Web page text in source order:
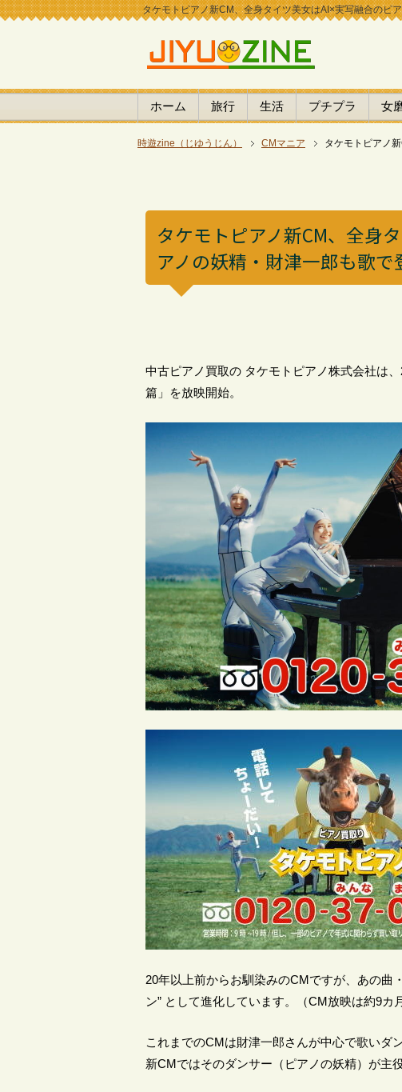
タケモトピアノ新CM、全身タイツ美女はAI×実写融合のピ
ホーム 旅行 生活 プチプラ 女
時遊zine（じゆうじん） CMマニア タケモトピアノ
タケモトピアノ新CM、全身
アノの妖精・財津一郎も歌で
中古ピアノ買取の タケモトピアノ株式会社は
篇」を放映開始。
20年以上前からお馴染みのCMですが、あの曲
ン” として進化しています。（CM放映は約9カ
これまでのCMは財津一郎さんが中心で歌いダ
新CMではそのダンサー（ピアノの妖精）が主役